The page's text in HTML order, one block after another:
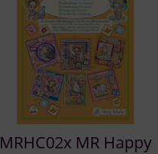
MRHC02x MR Happy